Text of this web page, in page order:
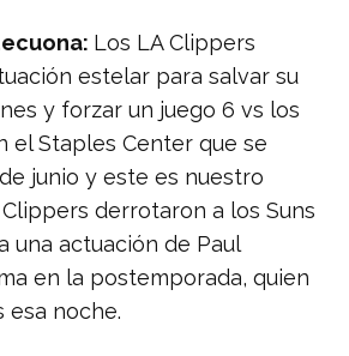
Los LA Clippers
estelar para salvar su
y forzar un juego 6 vs los
el Staples Center que se
junio y este es nuestro
derrotaron a los Suns
una actuación de Paul
en la postemporada, quien
esa noche.